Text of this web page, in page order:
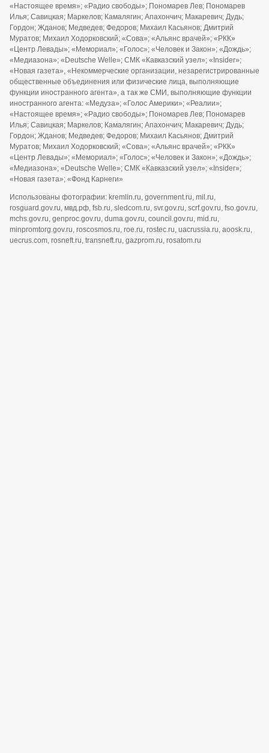
«Настоящее время»; «Радио свободы»; Пономарев Лев; Пономарев
Илья; Савицкая; Маркелов; Камалягин; Апахончич; Макаревич; Дудь;
Гордон; Жданов; Медведев; Федоров; Михаил Касьянов; Дмитрий
Муратов; Михаил Ходорковский; «Сова»; «Альянс врачей»; «РКК»
«Центр Левады»; «Мемориал»; «Голос»; «Человек и Закон»; «Дождь»;
«Медиазона»; «Deutsche Welle»; СМК «Кавказский узел»; «Insider»;
«Новая газета», «Некоммерческие организации, незарегистрированные
общественные объединения или физические лица, выполняющие
функции иностранного агента», а так же СМИ, выполняющие функции
иностранного агента: «Медуза»; «Голос Америки»; «Реалии»;
«Настоящее время»; «Радио свободы»; Пономарев Лев; Пономарев
Илья; Савицкая; Маркелов; Камалягин; Апахончич; Макаревич; Дудь;
Гордон; Жданов; Медведев; Федоров; Михаил Касьянов; Дмитрий
Муратов; Михаил Ходорковский; «Сова»; «Альянс врачей»; «РКК»
«Центр Левады»; «Мемориал»; «Голос»; «Человек и Закон»; «Дождь»;
«Медиазона»; «Deutsche Welle»; СМК «Кавказский узел»; «Insider»;
«Новая газета»; «Фонд Карнеги»
Использованы фотографии: kremlin.ru, government.ru, mil.ru,
rosguard.gov.ru, мвд.рф, fsb.ru, sledcom.ru, svr.gov.ru, scrf.gov.ru, fso.gov.ru,
mchs.gov.ru, genproc.gov.ru, duma.gov.ru, council.gov.ru, mid.ru,
minpromtorg.gov.ru, roscosmos.ru, roe.ru, rostec.ru, uacrussia.ru, aoosk.ru,
uecrus.com, rosneft.ru, transneft.ru, gazprom.ru, rosatom.ru